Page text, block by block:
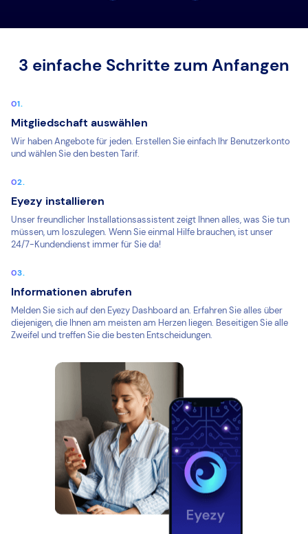
3 einfache Schritte zum Anfangen
Mitgliedschaft auswählen
Wir haben Angebote für jeden. Erstellen Sie einfach Ihr Benutzerkonto
und wählen Sie den besten Tarif.
Eyezy installieren
Unser freundlicher Installationsassistent zeigt Ihnen alles, was Sie tun
müssen, um loszulegen. Wenn Sie einmal Hilfe brauchen, ist unser
24/7-Kundendienst immer für Sie da!
Informationen abrufen
Melden Sie sich auf den Eyezy Dashboard an. Erfahren Sie alles über
diejenigen, die Ihnen am meisten am Herzen liegen. Beseitigen Sie alle
Zweifel und treffen Sie die besten Entscheidungen.